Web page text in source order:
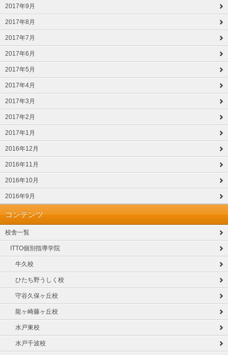
2017年9月
2017年8月
2017年7月
2017年6月
2017年5月
2017年4月
2017年3月
2017年2月
2017年1月
2016年12月
2016年11月
2016年10月
2016年9月
コンテンツ
校舎一覧
ITTO個別指導学院
牛久校
ひたち野うしく校
守谷久保ヶ丘校
龍ヶ崎藤ヶ丘校
水戸東校
水戸千波校